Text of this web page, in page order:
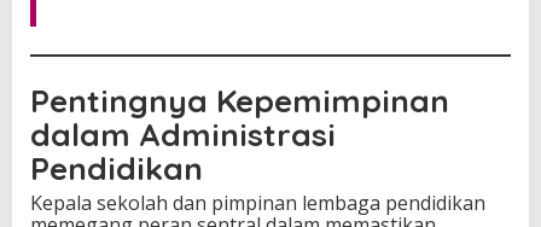
Pentingnya Kepemimpinan
dalam Administrasi
Pendidikan
Kepala sekolah dan pimpinan lembaga pendidikan